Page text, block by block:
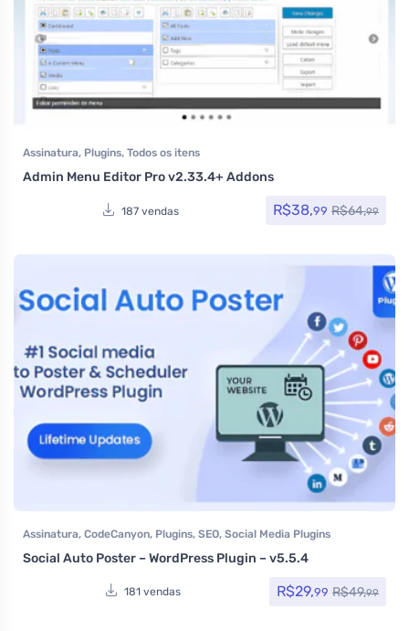
Assinatura, Plugins, Todos os itens
Admin Menu Editor Pro v2.33.4+ Addons
187 vendas R$38,99 R$64,99
Assinatura, CodeCanyon, Plugins, SEO, Social Media Plugins
Social Auto Poster – WordPress Plugin – v5.5.4
181 vendas R$29,99 R$49,99